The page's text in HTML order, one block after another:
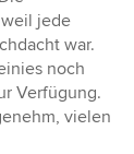
jede
war.
noch
Verfügung.
vielen